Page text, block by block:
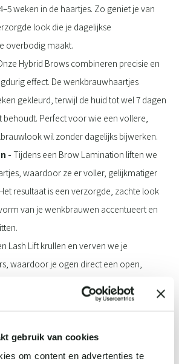
gebruik van cookies
om content en advertenties te
weken in de haartjes. Zo geniet je van
look die je dagelijkse
overbodig maakt.
Hybrid Brows combineren precisie en
effect. De wenkbrauwhaartjes
gekleurd, terwijl de huid tot wel 7 dagen
behoudt. Perfect voor wie een vollere,
wil zonder dagelijks bijwerken.
- Tijdens een Brow Lamination liften we
waardoor ze er voller, gelijkmatiger
resultaat is een verzorgde, zachte look
van je wenkbrauwen accentueert en
Lash Lift krullen en verven we je
waardoor je ogen direct een open,
met extra volume en lengte of
Onze Skin Workouts zijn intensieve mini-
huid activeren en direct laten stralen. Ze